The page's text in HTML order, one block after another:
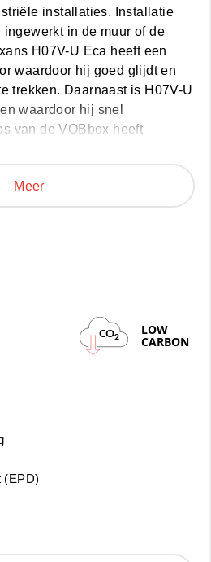
installaties. Installatie
in de muur of de
H07V-U Eca heeft een
waardoor hij goed glijdt en
trekken. Daarnaast is H07V-U
waardoor hij snel
van de VOBbox heeft
alle zijden. Hierdoor heb je de
Het karton van de VOBbox is
, ideaal voor op
en
Meer
CO2 LOW
CARBON
(EPD)